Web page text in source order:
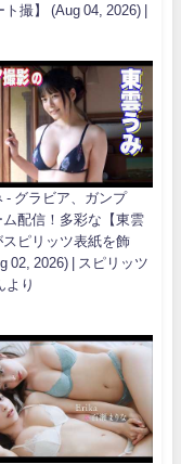
撮】 (Aug 04, 2026) |
- グラビア、ガンプ
ム配信！多彩な【東雲
スピリッツ表紙を飾
02, 2026) | スピリッツ
より